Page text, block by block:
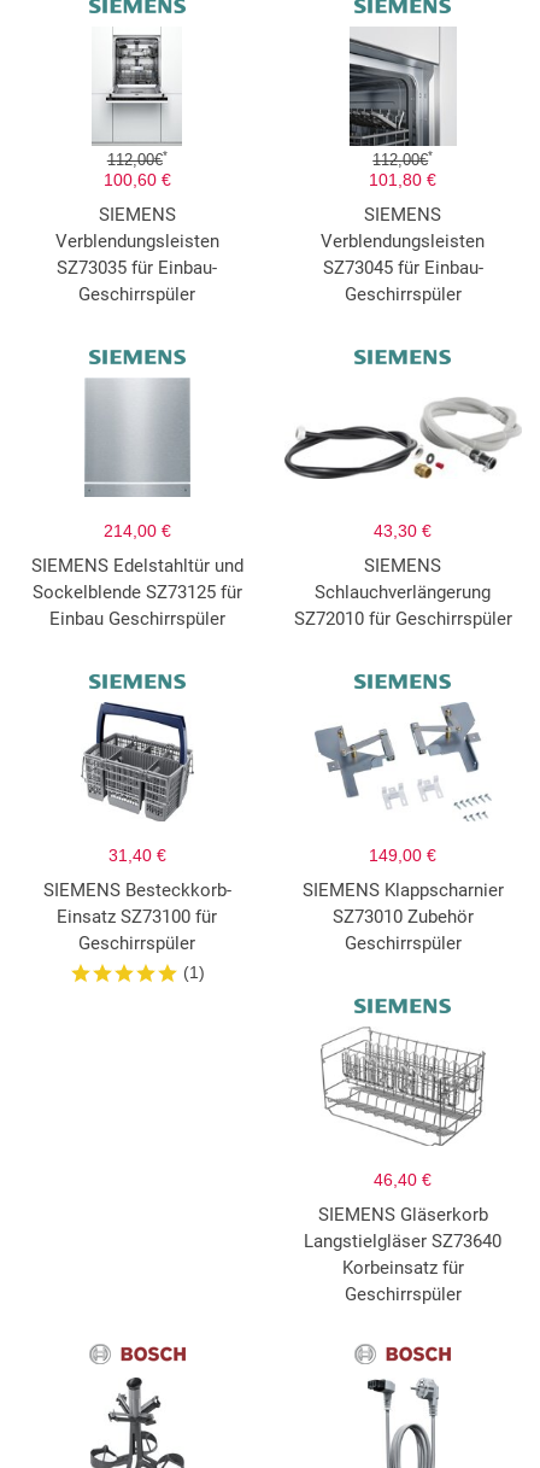
112,00€*
100,60 €
SIEMENS
Verblendungsleisten
SZ73035 für Einbau-
Geschirrspüler
112,00€*
101,80 €
SIEMENS
Verblendungsleisten
SZ73045 für Einbau-
Geschirrspüler
214,00 €
SIEMENS Edelstahltür und
Sockelblende SZ73125 für
Einbau Geschirrspüler
43,30 €
SIEMENS
Schlauchverlängerung
SZ72010 für Geschirrspüler
31,40 €
SIEMENS Besteckkorb-
Einsatz SZ73100 für
Geschirrspüler
(1)
149,00 €
SIEMENS Klappscharnier
SZ73010 Zubehör
Geschirrspüler
46,40 €
SIEMENS Gläserkorb
Langstielgläser SZ73640
Korbeinsatz für
Geschirrspüler